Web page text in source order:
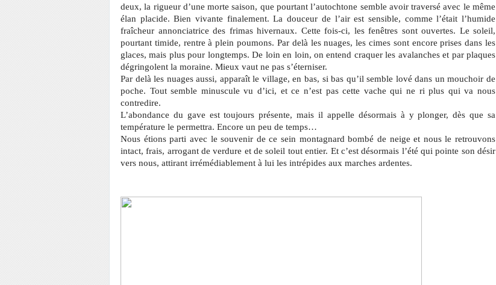
deux, la rigueur d’une morte saison, que pourtant l’autochtone semble avoir traversé avec le même
élan placide. Bien vivante finalement. La douceur de l’air est sensible, comme l’était l’humide
fraîcheur annonciatrice des frimas hivernaux. Cette fois-ci, les fenêtres sont ouvertes. Le soleil,
pourtant timide, rentre à plein poumons. Par delà les nuages, les cimes sont encore prises dans les
glaces, mais plus pour longtemps. De loin en loin, on entend craquer les avalanches et par plaques
dégringolent la moraine. Mieux vaut ne pas s’éterniser.
Par delà les nuages aussi, apparaît le village, en bas, si bas qu’il semble lové dans un mouchoir de
poche. Tout semble minuscule vu d’ici, et ce n’est pas cette vache qui ne ri plus qui va nous
contredire.
L’abondance du gave est toujours présente, mais il appelle désormais à y plonger, dès que sa
température le permettra. Encore un peu de temps…
Nous étions parti avec le souvenir de ce sein montagnard bombé de neige et nous le retrouvons
intact, frais, arrogant de verdure et de soleil tout entier. Et c’est désormais l’été qui pointe son désir
vers nous, attirant irrémédiablement à lui les intrépides aux marches ardentes.